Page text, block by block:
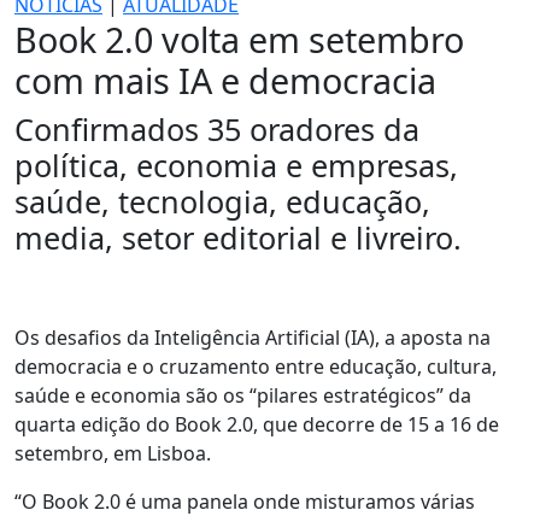
Book 2.0 volta em setembro
com mais IA e democracia
Confirmados 35 oradores da
política, economia e empresas,
saúde, tecnologia, educação,
media, setor editorial e livreiro.
Os desafios da Inteligência Artificial (IA), a aposta na
democracia e o cruzamento entre educação, cultura,
saúde e economia são os “pilares estratégicos” da
quarta edição do Book 2.0, que decorre de 15 a 16 de
setembro, em Lisboa.
“O Book 2.0 é uma panela onde misturamos várias